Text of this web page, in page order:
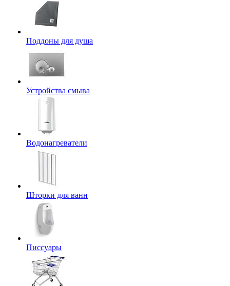
Поддоны для душа
Устройства смыва
Водонагреватели
Шторки для ванн
Писсуары